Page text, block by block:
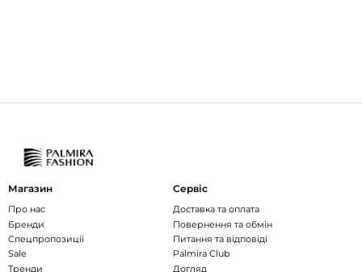
Магазин
Про нас
Бренди
Спецпропозиції
Sale
Тренди
Сервіс
Доставка та оплата
Повернення та обмін
Питання та відповіді
Palmira Club
Догляд